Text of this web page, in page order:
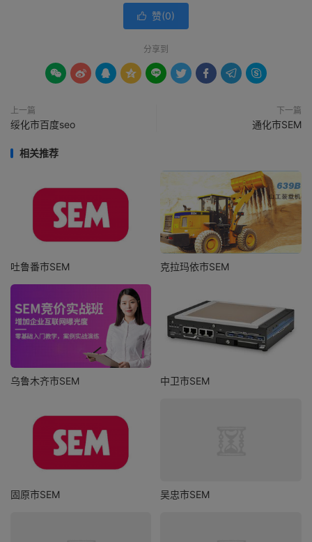
 赞(0)
分享到
        
上一篇
绥化市百度seo
下一篇
通化市SEM
相关推荐
吐鲁番市SEM 克拉玛依市SEM
乌鲁木齐市SEM 中卫市SEM
固原市SEM 吴忠市SEM